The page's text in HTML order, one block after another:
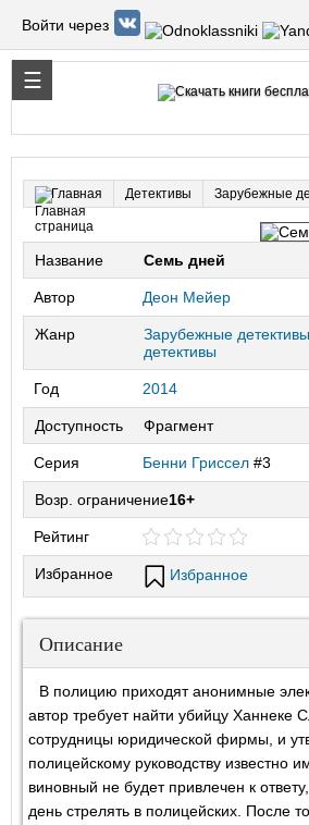
Войти через
Главная Детективы Зарубежные
Название Семь дней
Автор Деон Мейер
Жанр Зарубежные детективы
детективы
Год 2014
Доступность Фрагмент
Серия Бенни Гриссел #3
Возр. ограничение16+
Рейтинг
Избранное Избранное
Описание
В полицию приходят анонимные
автор требует найти убийцу Ханнеке
сотрудницы юридической фирмы, и
полицейскому руководству известно
виновный не будет привлечен к
день стрелять в полицейских. После